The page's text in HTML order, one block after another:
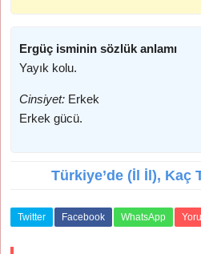
Ergüç isminin sözlük anlamı
Yayık kolu.
Cinsiyet: Erkek
Erkek gücü.
Türkiye’de (İl İl), Kaç
Twitter Facebook WhatsApp